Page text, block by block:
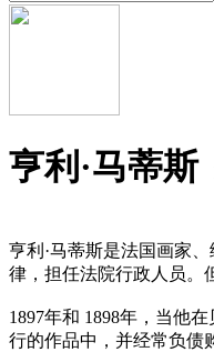
亨利·马蒂斯
亨利·马蒂斯是法国画家
律，担任法院行政人员。
1897年和 1898年，当他
行的作品中，并经常负债